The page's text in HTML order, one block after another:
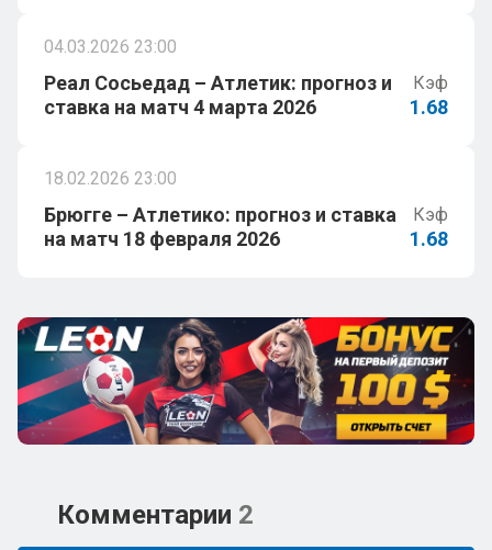
04.03.2026 23:00
Реал Сосьедад – Атлетик: прогноз и
ставка на матч 4 марта 2026
Кэф
1.68
18.02.2026 23:00
Брюгге – Атлетико: прогноз и ставка
на матч 18 февраля 2026
Кэф
1.68
Комментарии 2